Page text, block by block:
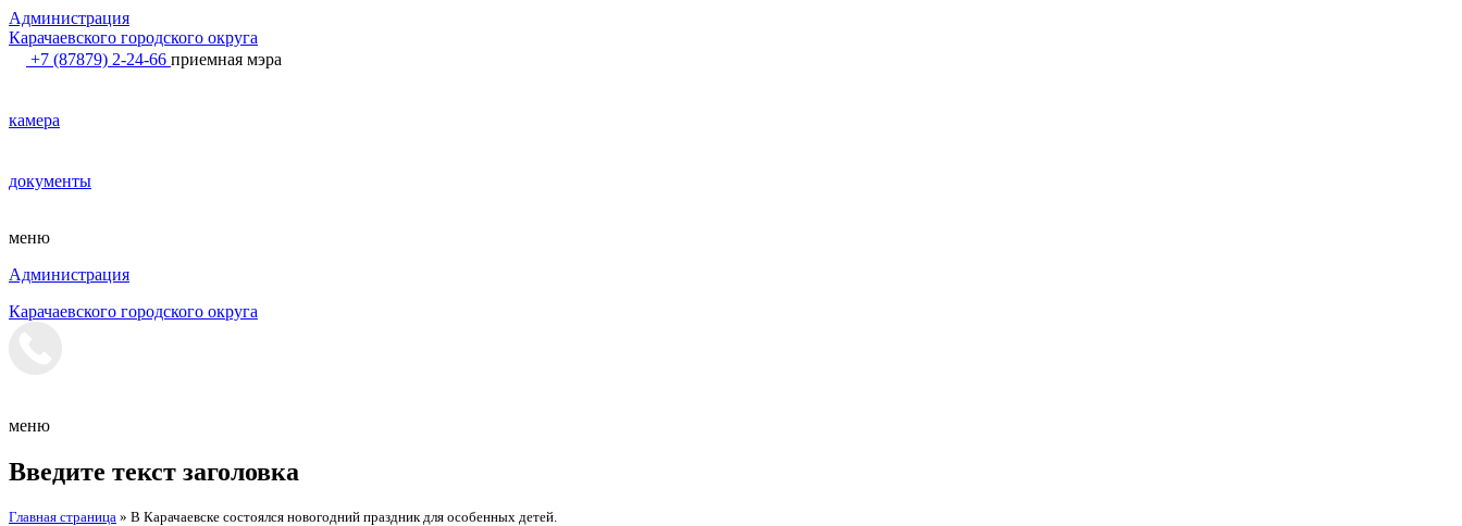
Администрация
Карачаевского городского округа
+7 (87879) 2-24-66 приемная мэра
камера
документы
меню
Администрация
Карачаевского городского округа
меню
Введите текст заголовка
Главная страница » В Карачаевске состоялся новогодний праздник для особенных детей.